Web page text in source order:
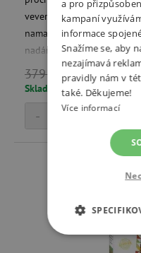
veverce. Uvnitř balení
namalování 2 obrázků.
nadání, trpělivost a
379 Kč 322 Kč
Skladem
+
- Přidat
a pro
kampaní
informace
Snažíme se, aby
nezajímavá
pravidly nám v
také. Děkujeme!
Více informací